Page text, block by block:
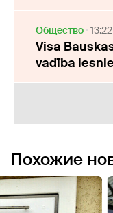
Oбщество 13:22
Visa
vadība
Похожие